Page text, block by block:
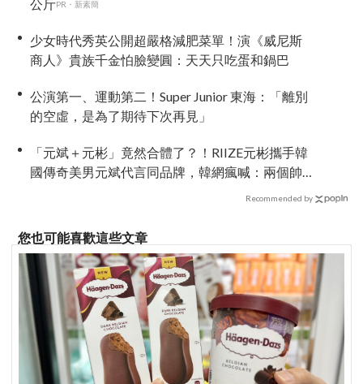
公斤PR・新素簡
少女時代秀英公開超嚴格減肥菜單！演《威尼斯
商人》貴族千金怕臉變圓：天天只吃蛋和鍋巴
公演第一、運動第二！Super Junior 東海：「離別
的空虛，是為了期待下次再見」
「元斌＋元彬」竟然合體了？！RIIZE元彬攜手韓
國傳奇美男元斌代言同品牌，韓網瘋喊：兩個帥
Recommended by
您也可能喜歡這些文章